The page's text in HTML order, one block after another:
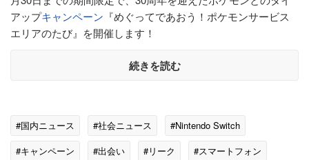
アップキャンペーン 『めぐってであおう！ポケモンサービス
エリアのたび』を開催します！
続きを読む
#国内ニュース #社会ニュース
#Nintendo Switch
#キャンペーン
#出会い #リーク #スマートフォン